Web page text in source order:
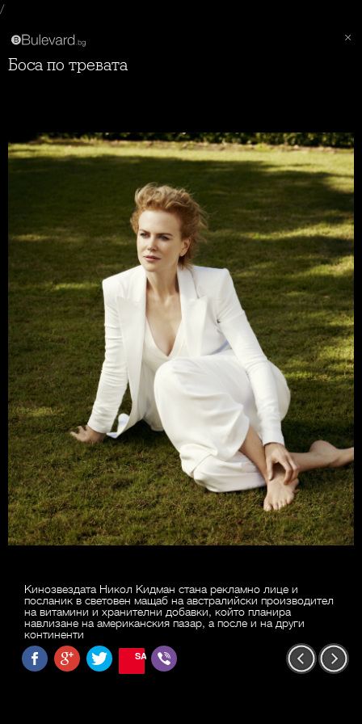
/
Боса по тревата
Кинозвездата Никол Кидман стана рекламно лице и
посланик в световен мащаб на австралийски производител
на витамини и хранителни добавки, който планира
навлизане на американския пазар, а после и на други
континенти
SAVE